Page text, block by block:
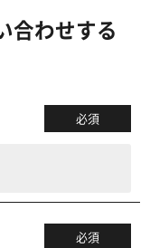
合わせする
必須
必須